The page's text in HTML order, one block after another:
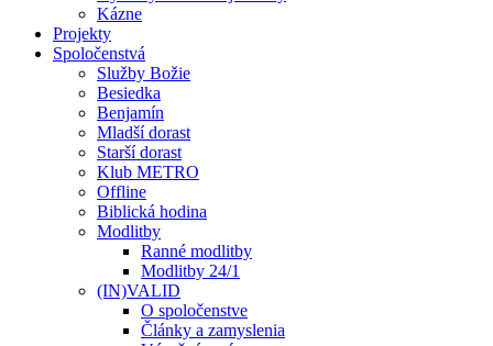
Kázne
Projekty
Spoločenstvá
Služby Božie
Besiedka
Benjamín
Mladší dorast
Starší dorast
Klub METRO
Offline
Biblická hodina
Modlitby
Ranné modlitby
Modlitby 24/1
(IN)VALID
O spoločenstve
Články a zamyslenia